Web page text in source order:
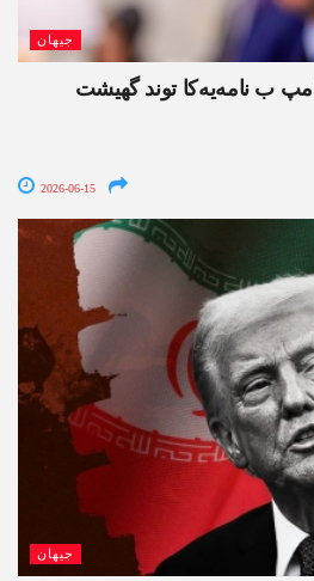
جیھان
ب نامەیەکا توند گھیشت
2026-06-15
جیھان